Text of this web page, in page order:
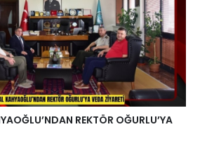
REKTÖR OĞURLU’YA